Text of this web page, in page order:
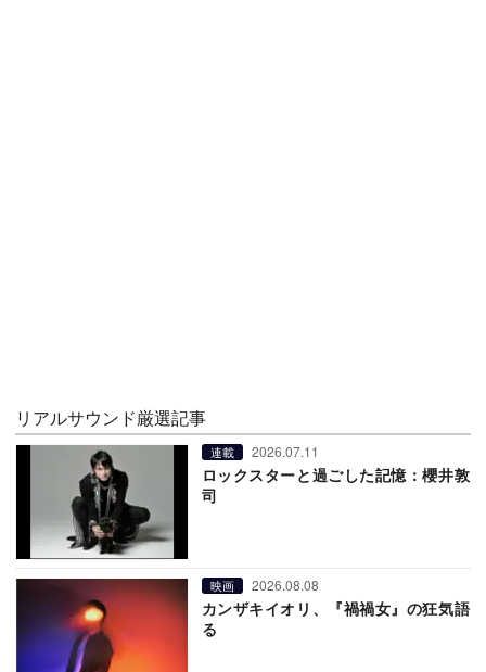
リアルサウンド厳選記事
連載 2026.07.11
ロックスターと過ごした記憶：櫻井敦
司
映画 2026.08.08
カンザキイオリ、『禍禍女』の狂気語
る